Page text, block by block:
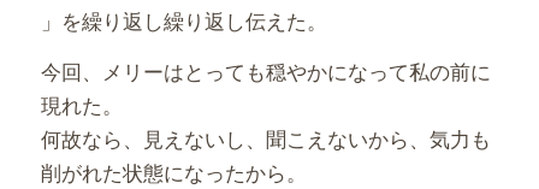
」を繰り返し繰り返し伝えた。
今回、メリーはとっても穏やかになって私の前に
現れた。
何故なら、見えないし、聞こえないから、気力も
削がれた状態になったから。